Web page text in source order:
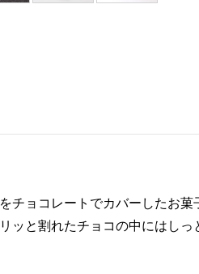
チョコレートでカバーしたお
ッと割れたチョコの中にはし